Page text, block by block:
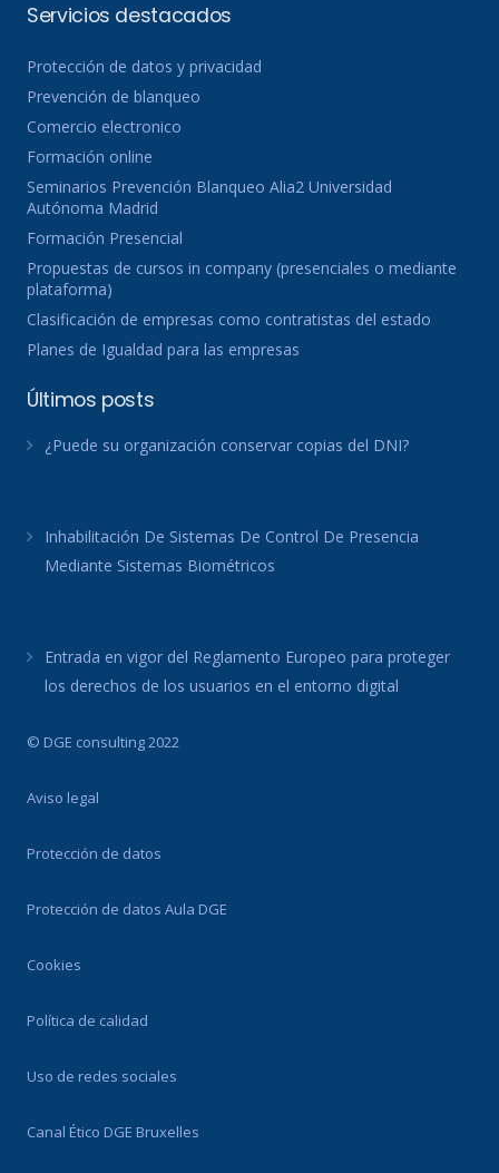
Servicios destacados
Protección de datos y privacidad
Prevención de blanqueo
Comercio electronico
Formación online
Seminarios Prevención Blanqueo Alia2 Universidad
Autónoma Madrid
Formación Presencial
Propuestas de cursos in company (presenciales o mediante
plataforma)
Clasificación de empresas como contratistas del estado
Planes de Igualdad para las empresas
Últimos posts
¿Puede su organización conservar copias del DNI?
Inhabilitación De Sistemas De Control De Presencia
Mediante Sistemas Biométricos
Entrada en vigor del Reglamento Europeo para proteger
los derechos de los usuarios en el entorno digital
© DGE consulting 2022
Aviso legal
Protección de datos
Protección de datos Aula DGE
Cookies
Política de calidad
Uso de redes sociales
Canal Ético DGE Bruxelles